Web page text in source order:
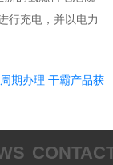
行充电，并以电力
期办理 干霸产品获